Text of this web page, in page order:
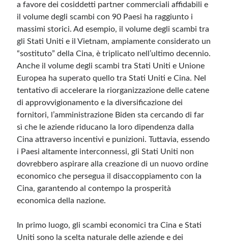
a favore dei cosiddetti partner commerciali affidabili e
il volume degli scambi con 90 Paesi ha raggiunto i
massimi storici. Ad esempio, il volume degli scambi tra
gli Stati Uniti e il Vietnam, ampiamente considerato un
“sostituto” della Cina, è triplicato nell’ultimo decennio.
Anche il volume degli scambi tra Stati Uniti e Unione
Europea ha superato quello tra Stati Uniti e Cina. Nel
tentativo di accelerare la riorganizzazione delle catene
di approvvigionamento e la diversificazione dei
fornitori, l’amministrazione Biden sta cercando di far
sì che le aziende riducano la loro dipendenza dalla
Cina attraverso incentivi e punizioni. Tuttavia, essendo
i Paesi altamente interconnessi, gli Stati Uniti non
dovrebbero aspirare alla creazione di un nuovo ordine
economico che persegua il disaccoppiamento con la
Cina, garantendo al contempo la prosperità
economica della nazione.
In primo luogo, gli scambi economici tra Cina e Stati
Uniti sono la scelta naturale delle aziende e dei